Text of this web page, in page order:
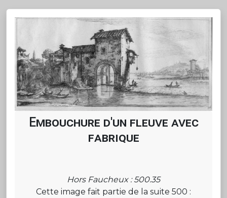
Embouchure d'un fleuve avec
fabrique
Hors Faucheux : 500.35
Cette image fait partie de la suite 500 :